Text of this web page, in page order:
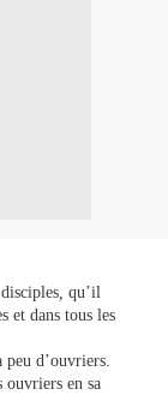
, qu’il
et dans tous les
d’ouvriers.
ouvriers en sa